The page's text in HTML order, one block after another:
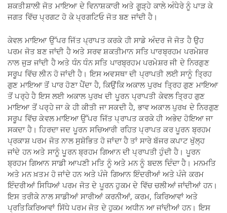
ਸ਼ਕਤੀਸ਼ਾਲੀ ਜੋਤ ਮਾਇਆ ਦੇ ਵਿਨਾਸ਼ਕਾਰੀ ਅਤੇ ਗੂੜ੍ਹੇ ਕਾਲੇ ਅੰਧੇਰੇ ਨੂੰ ਪਾੜ ਕੇ
ਜਗਤ ਵਿੱਚ ਪ੍ਰਗਟ ਹੋ ਕੇ ਪ੍ਰਗਟਿਓ ਜੋਤ ਬਣ ਜਾਂਦੀ ਹੈ।
ਕੇਵਲ ਮਾਇਆ ਉੱਪਰ ਜਿੱਤ ਪ੍ਰਾਪਤ ਕਰਕੇ ਹੀ ਸਾਡੇ ਅੰਦਰ ਜੋ ਜੋਤ ਹੈ ਉਹ
ਪਰਮ ਜੋਤ ਬਣ ਜਾਂਦੀ ਹੈ ਅਤੇ ਸਰਵ ਸ਼ਕਤੀਮਾਨ ਸਤਿ ਪਾਰਬ੍ਰਹਮ ਪਰਮੇਸ਼ਰ
ਨਾਲ ਜੁੜ ਜਾਂਦੀ ਹੈ ਅਤੇ ਧੰਨ ਧੰਨ ਸਤਿ ਪਾਰਬ੍ਰਹਮ ਪਰਮੇਸ਼ਰ ਜੀ ਦੇ ਨਿਰਗੁਣ
ਸਰੂਪ ਵਿੱਚ ਲੀਨ ਹੋ ਜਾਂਦੀ ਹੈ। ਇਸ ਅਵਸਥਾ ਦੀ ਪ੍ਰਾਪਤੀ ਲਈ ਸਾਨੂੰ ਤ੍ਰਿਹ
ਗੁਣ ਮਾਇਆ ਤੋਂ ਪਾਰ ਹੋਣਾ ਪੈਂਦਾ ਹੈ, ਕਿਉਂਕਿ ਅਕਾਲ ਪੁਰਖ ਤ੍ਰਿਹ ਗੁਣ ਮਾਇਆ
ਤੋਂ ਪਰ੍ਹੇ ਹੈ ਇਸ ਲਈ ਅਕਾਲ ਪੁਰਖ ਦੀ ਪੂਰਨ ਪ੍ਰਾਪਤੀ ਕੇਵਲ ਤ੍ਰਿਹ ਗੁਣ
ਮਾਇਆ ਤੋਂ ਪਰ੍ਹੇ ਜਾ ਕੇ ਹੀ ਕੀਤੀ ਜਾ ਸਕਦੀ ਹੈ, ਭਾਵ ਅਕਾਲ ਪੁਰਖ ਦੇ ਨਿਰਗੁਣ
ਸਰੂਪ ਵਿੱਚ ਕੇਵਲ ਮਾਇਆ ਉੱਪਰ ਜਿੱਤ ਪ੍ਰਾਪਤ ਕਰਕੇ ਹੀ ਅਭੇਦ ਹੋਇਆ ਜਾ
ਸਕਦਾ ਹੈ। ਹਿਰਦਾ ਜਦ ਪੂਰਨ ਸਚਿਆਰੀ ਰਹਿਤ ਪ੍ਰਾਪਤ ਕਰ ਪੂਰਨ ਬ੍ਰਹਮ
ਪ੍ਰਕਾਸ਼ ਪਰਮ ਜੋਤ ਨਾਲ ਸੁਸ਼ੋਭਿਤ ਹੋ ਜਾਂਦਾ ਹੈ ਤਾਂ ਸਾਰੇ ਬੱਜਰ ਕਪਾਟ ਖੁੱਲ੍ਹ
ਜਾਂਦੇ ਹਨ ਅਤੇ ਸਾਨੂੰ ਪੂਰਨ ਬ੍ਰਹਮ ਗਿਆਨ ਦੀ ਪ੍ਰਾਪਤੀ ਹੁੰਦੀ ਹੈ। ਪੂਰਨ
ਬ੍ਰਹਮ ਗਿਆਨ ਸਾਡੀ ਆਪਣੀ ਮਤਿ ਨੂੰ ਅਤੇ ਮਨ ਨੂੰ ਬਦਲ ਦਿੰਦਾ ਹੈ। ਮਨਮਤਿ
ਅਤੇ ਮਨ ਖ਼ਤਮ ਹੋ ਜਾਂਦੇ ਹਨ ਅਤੇ ਪੰਜੇ ਗਿਆਨ ਇੰਦਰੀਆਂ ਅਤੇ ਪੰਜੇ ਕਰਮ
ਇੰਦਰੀਆਂ ਸਿਧਿਆਂ ਪਰਮ ਜੋਤ ਦੇ ਪੂਰਨ ਹੁਕਮ ਦੇ ਵਿੱਚ ਚਲੀਆਂ ਜਾਂਦੀਆਂ ਹਨ।
ਇਸ ਤਰੀਕੇ ਨਾਲ ਸਾਡੀਆਂ ਸਾਰੀਆਂ ਕਰਨੀਆਂ, ਕਰਮ, ਕਿਰਿਆਵਾਂ ਅਤੇ
ਪ੍ਰਤਿਕਿਰਿਆਵਾਂ ਸਿੱਧੇ ਪਰਮ ਜੋਤ ਦੇ ਹੁਕਮ ਅਧੀਨ ਆ ਜਾਂਦੀਆਂ ਹਨ। ਇਸ